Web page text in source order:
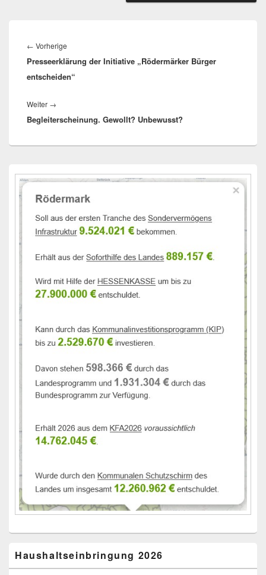
← Vorherige
Beitrag:
Presseerklärung der Initiative „Rödermärker Bürger
entscheiden“
Weiter →
Beitrag:
Begleiterscheinung. Gewollt? Unbewusst?
Seitenleisten-
Widgetbereich
Haushaltseinbringung 2026